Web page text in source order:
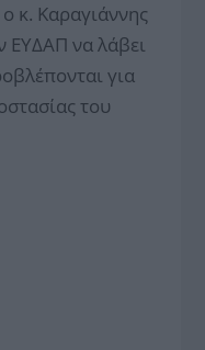
ο κ. Καραγιάννης
ΕΥΔΑΠ να λάβει
για
του